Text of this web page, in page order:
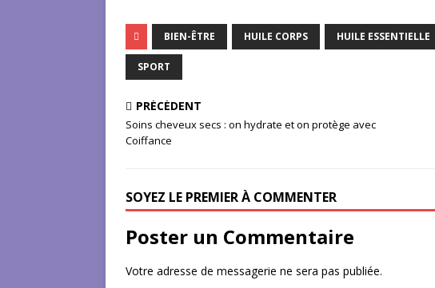
BIEN-ÊTRE HUILE CORPS HUILE ESSENTIELLE
SPORT
PRÉCÉDENT
Soins cheveux secs : on hydrate et on protège avec
Coiffance
SOYEZ LE PREMIER À COMMENTER
Poster un Commentaire
Votre adresse de messagerie ne sera pas publiée.